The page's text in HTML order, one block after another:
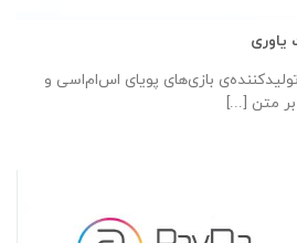
یاوری
بازی‌های پویای اس‌ام‌اسی و
متن [...]